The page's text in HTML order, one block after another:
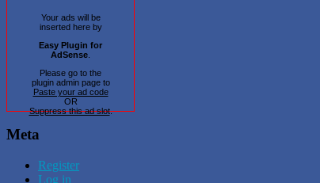
Your ads will be
inserted here by
Easy Plugin for
AdSense
Please go to the
plugin admin page to
Paste your ad code
OR
Suppress this ad slot.
Meta
Register
Log in